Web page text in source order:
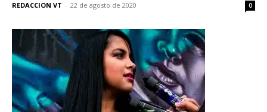
REDACCION VT - 22 de agosto de 2020 0